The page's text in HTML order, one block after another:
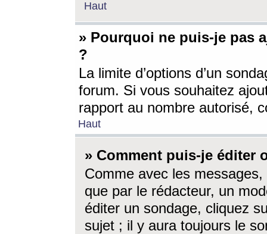
Haut
» Pourquoi ne puis-je pas
?
La limite d’options d’un
forum. Si vous souhaitez
rapport au nombre autorisé,
Haut
» Comment puis-je éditer
Comme avec les
que par le rédacteur, un
éditer un sondage, cliquez
sujet ; il y aura toujours le